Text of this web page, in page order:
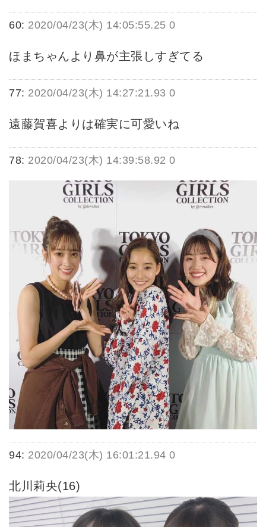
60: 2020/04/23(木) 14:05:55.25 0
ほまちゃんより鼻が主張しすぎてる
77: 2020/04/23(木) 14:27:21.93 0
遠藤賀喜よりは確実に可愛いね
78: 2020/04/23(木) 14:39:58.92 0
94: 2020/04/23(木) 16:01:21.94 0
北川莉央(16)